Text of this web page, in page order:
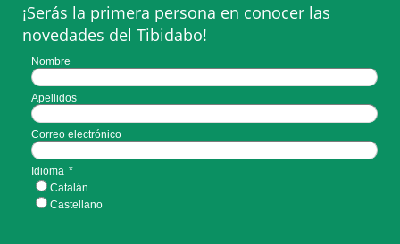
¡Serás la primera persona en conocer las
novedades del Tibidabo!